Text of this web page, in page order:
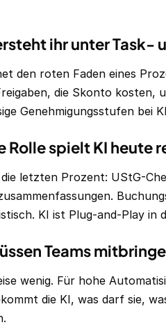
ihr unter Task-
den roten Faden eines
die Skonto kosten,
Genehmigungsstufen bei
Rolle spielt KI heute
letzten Prozent: UStG-
KI ist Plug-and-Play in
Teams
wenig. Für hohe
die KI, was darf sie,